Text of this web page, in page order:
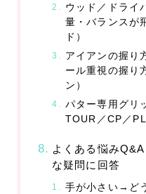
ウッド／ドライ
量・バランスが
ド）
アイアンの握り
ール重視の握り
ン）
パター専用グリ
TOUR／CP／
よくある悩み
な疑問に回答
手が小さい→ど